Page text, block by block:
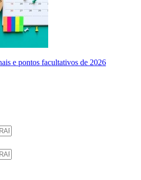
e pontos facultativos de 2026